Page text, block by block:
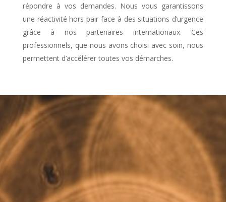
répondre à vos demandes. Nous vous garantissons
une réactivité hors pair face à des situations d’urgence
grâce à nos partenaires internationaux. Ces
professionnels, que nous avons choisi avec soin, nous
permettent d’accélérer toutes vos démarches.